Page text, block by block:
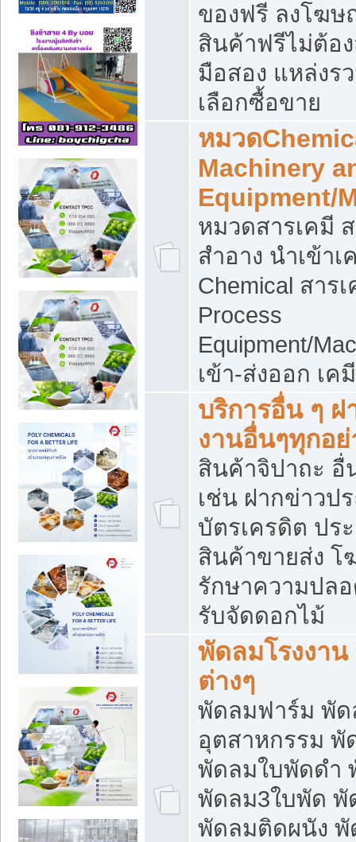
ของฟรี ลงโฆ
สินค้าฟรีไม่ต้อ
มือสอง แหล่งร
เลือกซื้อขาย
หมวด
Machinery
Equipment/
หมวดสารเคมี
สำอาง นำเข้
Chemical สาร
Process
Equipment/
เข้า-ส่งออก เ
บริการอื่น ๆ
งานอื่นๆทุกอ
สินค้าจิปาถะ อื่
เช่น ฝากข่าวป
บัตรเครดิต ปร
สินค้าขายส่ง
รักษาความปล
รับจัดดอกไม้
พัดลมโรงงา
ต่างๆ
พัดลมฟาร์ม พัด
อุตสาหกรรม
พัดลมใบพัดดำ
พัดลม3ใบพัด พั
พัดลมติดผนัง